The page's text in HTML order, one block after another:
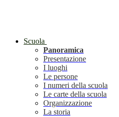
Scuola
Panoramica
Presentazione
I luoghi
Le persone
I numeri della scuola
Le carte della scuola
Organizzazione
La storia